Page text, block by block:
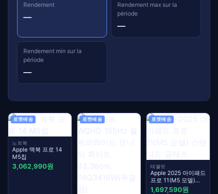
Rendement
—
Rendement max sur la
période
—
Rendement min sur la
période
—
로켓배송
노트북
Apple 맥북 프로 14
M5칩
3,062,990원
로켓배송 로켓배송
태블릿
Apple 2025 아이패드
프로 11(M5 모델)
스탠다드 글래스
1,697,590원